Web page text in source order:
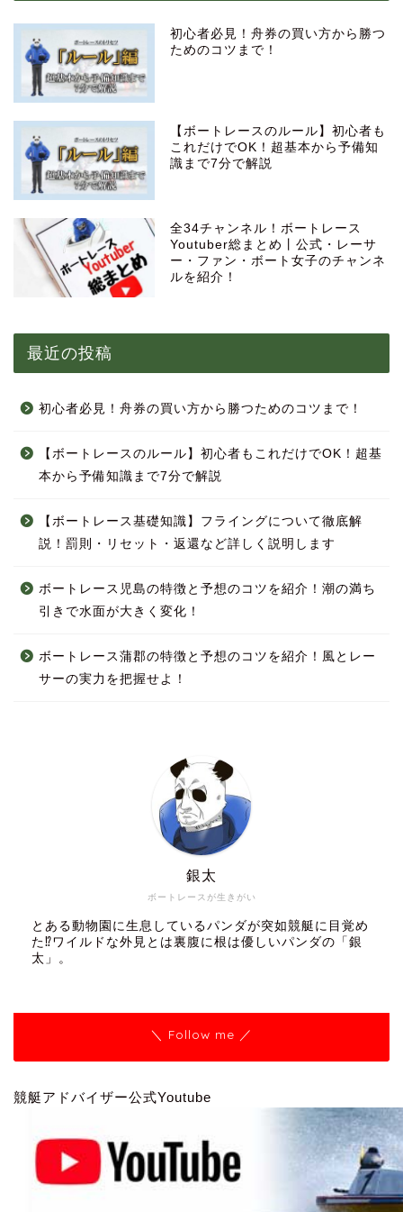
初心者必見！舟券の買い方から勝つ
ためのコツまで！
【ボートレースのルール】初心者も
これだけでOK！超基本から予備知
識まで7分で解説
全34チャンネル！ボートレース
Youtuber総まとめ丨公式・レーサ
ー・ファン・ボート女子のチャンネ
ルを紹介！
最近の投稿
初心者必見！舟券の買い方から勝つためのコツまで！
【ボートレースのルール】初心者もこれだけでOK！超基
本から予備知識まで7分で解説
【ボートレース基礎知識】フライングについて徹底解
説！罰則・リセット・返還など詳しく説明します
ボートレース児島の特徴と予想のコツを紹介！潮の満ち
引きで水面が大きく変化！
ボートレース蒲郡の特徴と予想のコツを紹介！風とレー
サーの実力を把握せよ！
ボートレースが生きがい
銀太
とある動物園に生息しているパンダが突如競艇に目覚め
た⁉ワイルドな外見とは裏腹に根は優しいパンダの「銀
太」。
＼ Follow me ／
競艇アドバイザー公式Youtube